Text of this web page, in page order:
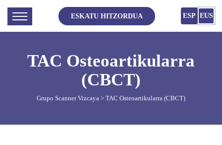
ESKATU HITZORDUA ESP EUS
TAC Osteoartikularra
(CBCT)
Grupo Scanner Vizcaya > TAC Osteoartikularra (CBCT)